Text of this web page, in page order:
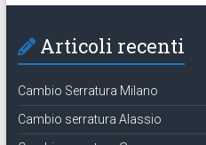
Articoli recenti
Cambio Serratura Milano
Cambio serratura Alassio